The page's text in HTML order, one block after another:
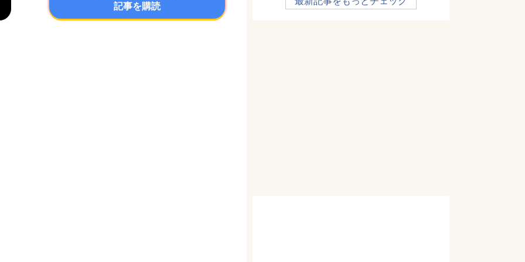
記事を購読